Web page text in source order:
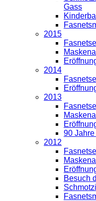
Gass
2015
2014
2013
90
2012
Besuch